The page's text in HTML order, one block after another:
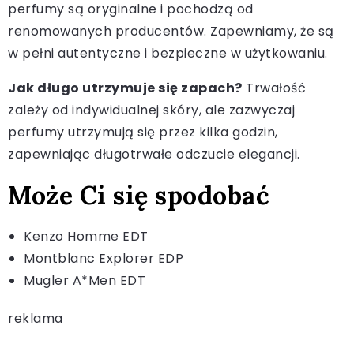
perfumy są oryginalne i pochodzą od
renomowanych producentów. Zapewniamy, że są
w pełni autentyczne i bezpieczne w użytkowaniu.
Jak długo utrzymuje się zapach? Trwałość
zależy od indywidualnej skóry, ale zazwyczaj
perfumy utrzymują się przez kilka godzin,
zapewniając długotrwałe odczucie elegancji.
Może Ci się spodobać
Kenzo Homme EDT
Montblanc Explorer EDP
Mugler A*Men EDT
reklama